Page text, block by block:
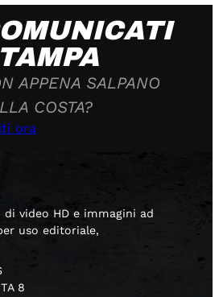
APPENA SALPANO
COSTA?
ora
di video HD e immagini ad
uso editoriale,
8